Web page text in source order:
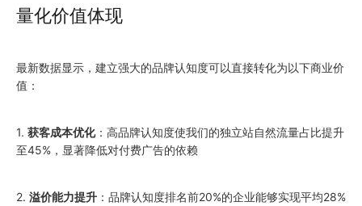
量化价值体现
最新数据显示，建立强大的品牌认知度可以直接转化为以下商业价
值：
1. 获客成本优化：高品牌认知度使我们的独立站自然流量占比提升
至45%，显著降低对付费广告的依赖
2. 溢价能力提升 ：品牌认知度排名前20%的企业能够实现平均28%